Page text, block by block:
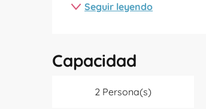
Seguir leyendo
Capacidad
2 Persona(s)